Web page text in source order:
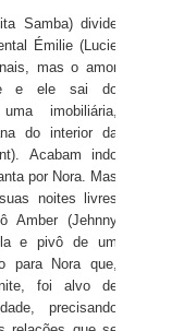
Samba) divide
Émilie (Lucie
mas o amor
e ele sai do
imobiliária,
do interior da
Acabam indo
por Nora. Mas
noites livres
Amber (Jehnny
e pivô de um
para Nora que,
foi alvo de
precisando